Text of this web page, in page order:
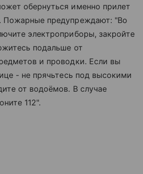
обернуться именно прилет
предупреждают: "Во
электроприборы, закройте
подальше от
и проводки. Если вы
- не прячьтесь под высокими
от водоёмов. В случае
112".